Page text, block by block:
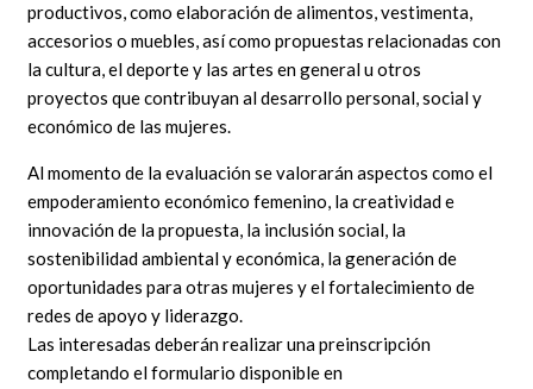
productivos, como elaboración de alimentos, vestimenta,
accesorios o muebles, así como propuestas relacionadas con
la cultura, el deporte y las artes en general u otros
proyectos que contribuyan al desarrollo personal, social y
económico de las mujeres.
Al momento de la evaluación se valorarán aspectos como el
empoderamiento económico femenino, la creatividad e
innovación de la propuesta, la inclusión social, la
sostenibilidad ambiental y económica, la generación de
oportunidades para otras mujeres y el fortalecimiento de
redes de apoyo y liderazgo.
Las interesadas deberán realizar una preinscripción
completando el formulario disponible en